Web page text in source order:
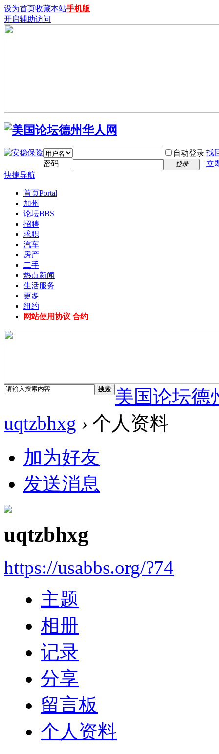
设为首页收藏本站手机版
开启辅助访问
自动登录 找
密码
登录
立
快捷导航
首页Portal
加州
论坛BBS
招聘
求职
汽车
房产
二手
热点新闻
生活服务
更多
纽约
网站使用协议 合约
搜索
美国论坛德
uqtzbhxg › 个人资料
加为好友
发送消息
uqtzbhxg
https://usabbs.org/?74
主题
相册
记录
分享
留言板
个人资料